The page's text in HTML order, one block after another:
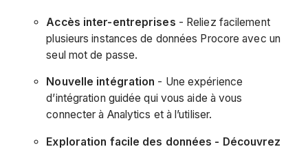
Accès inter-entreprises - Reliez facilement
plusieurs instances de données Procore avec un
seul mot de passe.
Nouvelle intégration - Une expérience
d’intégration guidée qui vous aide à vous
connecter à Analytics et à l’utiliser.
Exploration facile des données - Découvrez